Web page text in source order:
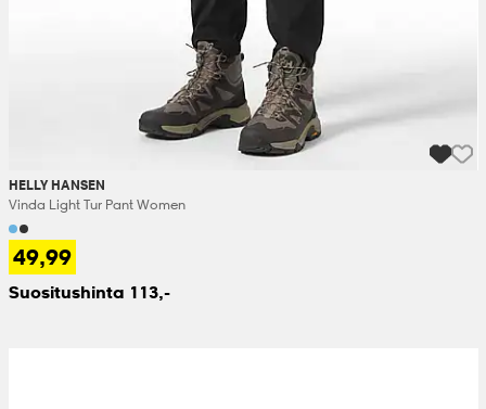
HELLY HANSEN
Vinda Light Tur Pant Women
49,99
Suositushinta 113,-